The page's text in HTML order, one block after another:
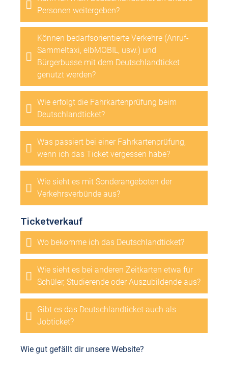
Personen weitergeben?
Können bedarfsorientierte Verkehre (Anruf-
Sammeltaxi, elbMOBIL, usw.) und
Bürgerbusse mit dem Deutschlandticket
genutzt werden?
Wie erfolgt die Fahrkartenprüfung beim
Deutschlandticket?
Was passiert bei einer Fahrkartenprüfung,
wenn ich das Ticket vergessen habe?
Wie sieht es mit Sonderangeboten der
Verkehrsverbünde aus?
Ticketverkauf
Wo bekomme ich das Deutschlandticket?
Wie sieht es bei anderen Zeitkarten etwa für
Schüler, Studierende oder Auszubildende aus?
Gibt es das Deutschlandticket auch als
Jobticket?
Wie gut gefällt dir unsere Website?